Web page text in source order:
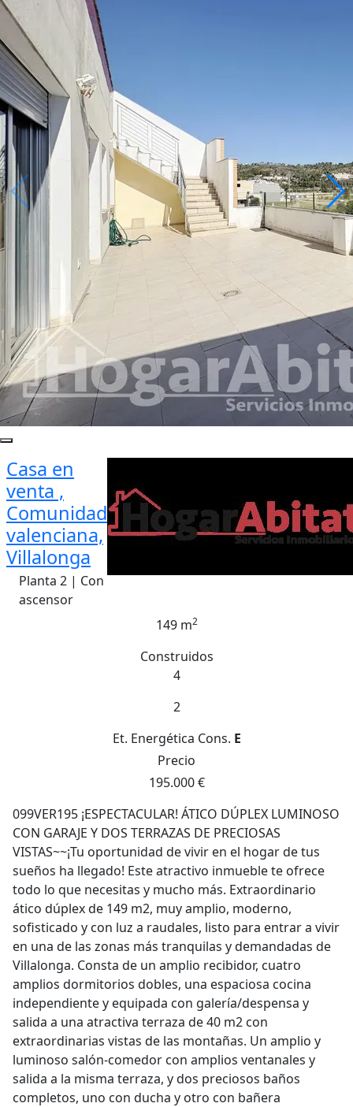
Casa en
venta ,
Comunidad
valenciana,
Villalonga
Planta 2 | Con
ascensor
149 m2
Construidos
4
2
Et. Energética Cons. E
Precio
195.000 €
099VER195 ¡ESPECTACULAR! ÁTICO DÚPLEX LUMINOSO
CON GARAJE Y DOS TERRAZAS DE PRECIOSAS
VISTAS~~¡Tu oportunidad de vivir en el hogar de tus
sueños ha llegado! Este atractivo inmueble te ofrece
todo lo que necesitas y mucho más. Extraordinario
ático dúplex de 149 m2, muy amplio, moderno,
sofisticado y con luz a raudales, listo para entrar a vivir
en una de las zonas más tranquilas y demandadas de
Villalonga. Consta de un amplio recibidor, cuatro
amplios dormitorios dobles, una espaciosa cocina
independiente y equipada con galería/despensa y
salida a una atractiva terraza de 40 m2 con
extraordinarias vistas de las montañas. Un amplio y
luminoso salón-comedor con amplios ventanales y
salida a la misma terraza, y dos preciosos baños
completos, uno con ducha y otro con bañera